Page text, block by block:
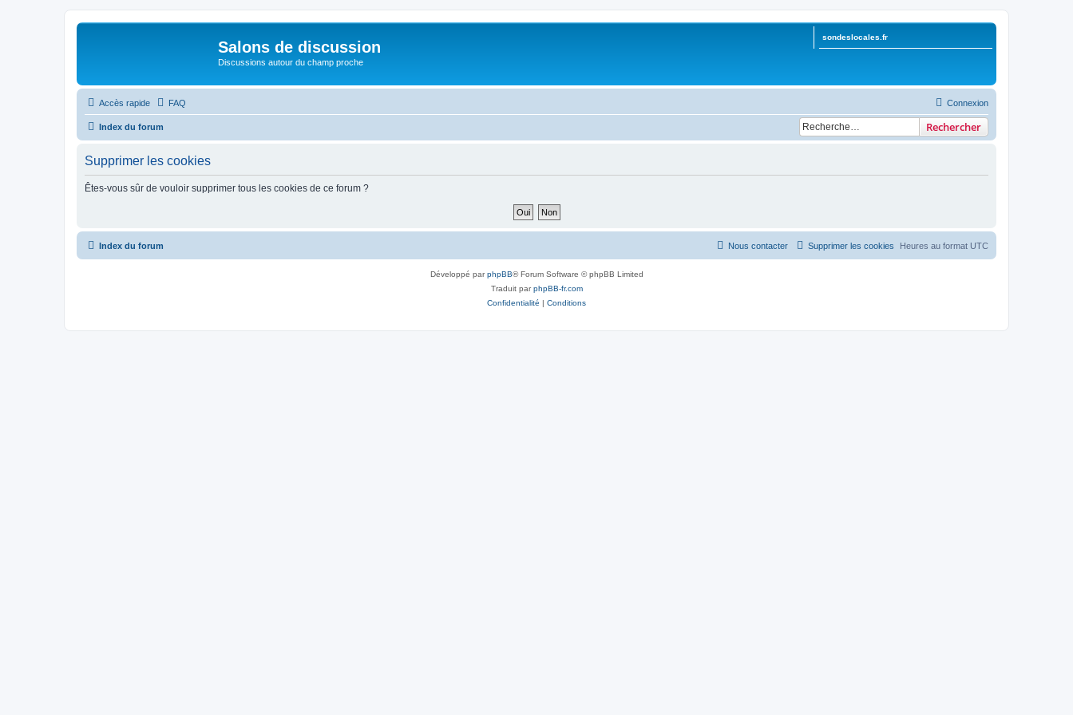
Salons de discussion
Discussions autour du champ proche
sondeslocales.fr
Accès rapide FAQ Connexion
Index du forum Rechercher
Supprimer les cookies
Êtes-vous sûr de vouloir supprimer tous les cookies de ce forum ?
Index du forum Heures au format UTC
Supprimer les cookies
Nous contacter
Développé parphpBB® Forum Software © phpBB Limited
Traduit parphpBB-fr.com
Confidentialité | Conditions